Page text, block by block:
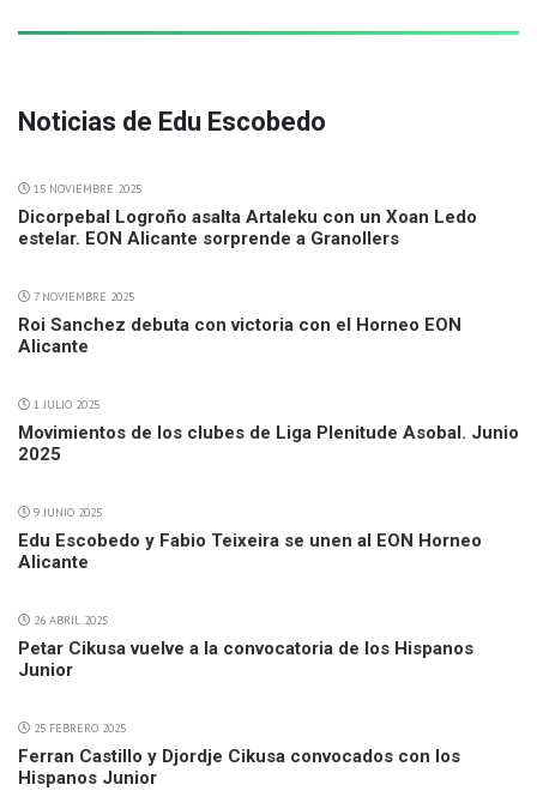
Noticias de Edu Escobedo
15 NOVIEMBRE 2025
Dicorpebal Logroño asalta Artaleku con un Xoan Ledo
estelar. EON Alicante sorprende a Granollers
7 NOVIEMBRE 2025
Roi Sanchez debuta con victoria con el Horneo EON
Alicante
1 JULIO 2025
Movimientos de los clubes de Liga Plenitude Asobal. Junio
2025
9 JUNIO 2025
Edu Escobedo y Fabio Teixeira se unen al EON Horneo
Alicante
26 ABRIL 2025
Petar Cikusa vuelve a la convocatoria de los Hispanos
Junior
25 FEBRERO 2025
Ferran Castillo y Djordje Cikusa convocados con los
Hispanos Junior